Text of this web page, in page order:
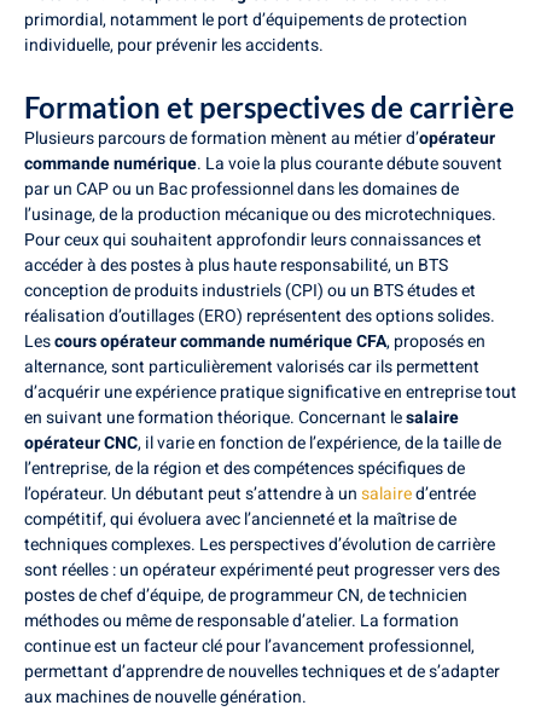
primordial, notamment le port d’équipements de protection
individuelle, pour prévenir les accidents.
Formation et perspectives de carrière
Plusieurs parcours de formation mènent au métier d’opérateur
commande numérique. La voie la plus courante débute souvent
par un CAP ou un Bac professionnel dans les domaines de
l’usinage, de la production mécanique ou des microtechniques.
Pour ceux qui souhaitent approfondir leurs connaissances et
accéder à des postes à plus haute responsabilité, un BTS
conception de produits industriels (CPI) ou un BTS études et
réalisation d’outillages (ERO) représentent des options solides.
Lescours opérateur commande numérique CFA, proposés en
alternance, sont particulièrement valorisés car ils permettent
d’acquérir une expérience pratique significative en entreprise tout
en suivant une formation théorique. Concernant lesalaire
opérateur CNC, il varie en fonction de l’expérience, de la taille de
l’entreprise, de la région et des compétences spécifiques de
l’opérateur. Un débutant peut s’attendre à unsalaired’entrée
compétitif, qui évoluera avec l’ancienneté et la maîtrise de
techniques complexes. Les perspectives d’évolution de carrière
sont réelles : un opérateur expérimenté peut progresser vers des
postes de chef d’équipe, de programmeur CN, de technicien
méthodes ou même de responsable d’atelier. La formation
continue est un facteur clé pour l’avancement professionnel,
permettant d’apprendre de nouvelles techniques et de s’adapter
aux machines de nouvelle génération.